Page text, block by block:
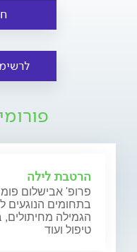
הרטבת לילה
פרופ' אבישלום
בתחומים הנוגעים
הגמילה מחיתולים,
טיפול ועוד